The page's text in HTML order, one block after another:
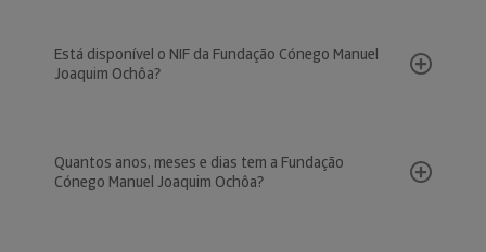
Está disponível o NIF da Fundação Cónego Manuel
Joaquim Ochôa?
Quantos anos, meses e dias tem a Fundação
Cónego Manuel Joaquim Ochôa?